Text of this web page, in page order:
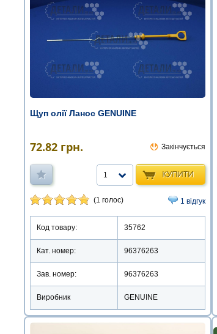
Щуп олії Ланос GENUINE
72.82 грн. Закінчується
КУПИТИ
1
(1 голос) 1 відгук
Код товару: 35762
Кат. номер: 96376263
Зав. номер: 96376263
Виробник GENUINE